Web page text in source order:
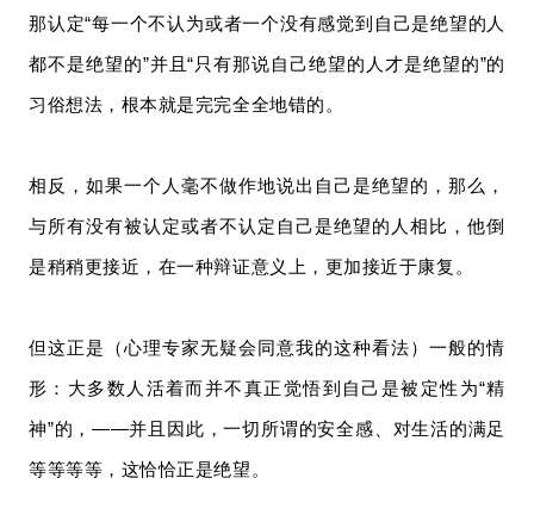
那认定“每一个不认为或者一个没有感觉到自己是绝望的人
都不是绝望的”并且“只有那说自己绝望的人才是绝望的”的
习俗想法，根本就是完完全全地错的。
相反，如果一个人毫不做作地说出自己是绝望的，那么，
与所有没有被认定或者不认定自己是绝望的人相比，他倒
是稍稍更接近，在一种辩证意义上，更加接近于康复。
但这正是（心理专家无疑会同意我的这种看法）一般的情
形：大多数人活着而并不真正觉悟到自己是被定性为“精
神”的，——并且因此，一切所谓的安全感、对生活的满足
等等等等，这恰恰正是绝望。